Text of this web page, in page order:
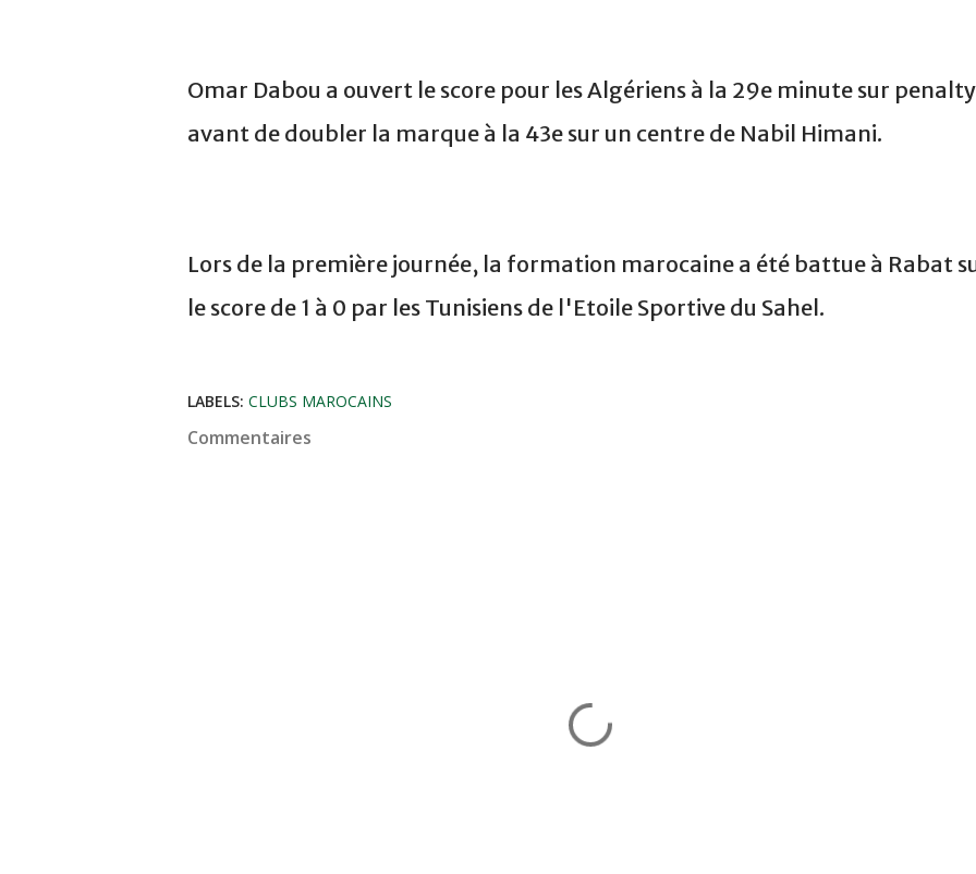
Omar Dabou a ouvert le score pour les Algériens à la 29e minute sur
avant de doubler la marque à la 43e sur un centre de Nabil Himani.
Lors de la première journée, la formation marocaine a été battue à Rabat
le score de 1 à 0 par les Tunisiens de l'Etoile Sportive du Sahel.
LABELS: CLUBS MAROCAINS
Commentaires